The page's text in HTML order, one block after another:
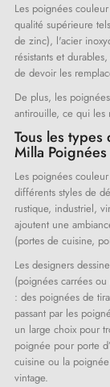
Les poignées
qualité supérieure
de zinc), l'acier
résistants et
de devoir les
De plus, les
antirouille, ce qui les
Tous les
Milla Poignées
Les poignées
différents styles de
rustique, industriel,
ajoutent une
(portes de cuisine,
Les designers
(poignées carrées
: des poignées de
passant par les
un large choix pour
poignée pour porte
cuisine ou la
vintage.